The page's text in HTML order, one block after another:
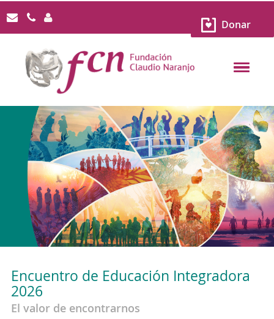
Donar
Encuentro de Educación Integradora
2026
El valor de encontrarnos